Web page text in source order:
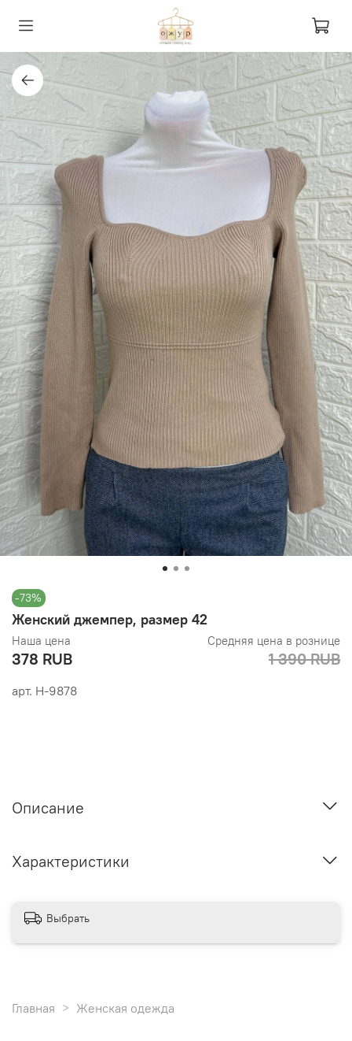
-73%
арт. Н-9878
Женский джемпер, размер 42
Наша цена
378 RUB
Средняя цена в рознице
1 390 RUB
Описание
Характеристики
Выбрать
Главная Женская одежда